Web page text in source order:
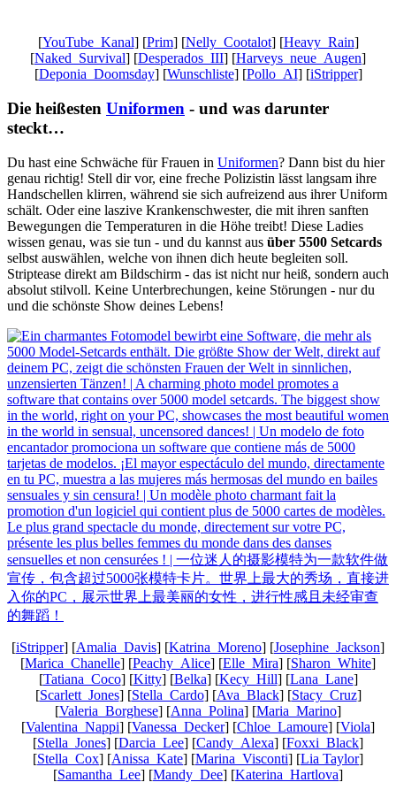
[YouTube_Kanal] [Prim] [Nelly_Cootalot] [Heavy_Rain]
[Naked_Survival] [Desperados_III] [Harveys_neue_Augen]
[Deponia_Doomsday] [Wunschliste] [Pollo_AI] [iStripper]
Die heißesten Uniformen - und was darunter
steckt…
Du hast eine Schwäche für Frauen in Uniformen? Dann bist du hier
genau richtig! Stell dir vor, eine freche Polizistin lässt langsam ihre
Handschellen klirren, während sie sich aufreizend aus ihrer Uniform
schält. Oder eine laszive Krankenschwester, die mit ihren sanften
Bewegungen die Temperaturen in die Höhe treibt! Diese Ladies
wissen genau, was sie tun - und du kannst aus über 5500 Setcards
selbst auswählen, welche von ihnen dich heute begleiten soll.
Striptease direkt am Bildschirm - das ist nicht nur heiß, sondern auch
absolut stilvoll. Keine Unterbrechungen, keine Störungen - nur du
und die schönste Show deines Lebens!
[iStripper] [Amalia_Davis] [Katrina_Moreno] [Josephine_Jackson]
[Marica_Chanelle] [Peachy_Alice] [Elle_Mira] [Sharon_White]
[Tatiana_Coco] [Kitty] [Belka] [Kecy_Hill] [Lana_Lane]
[Scarlett_Jones] [Stella_Cardo] [Ava_Black] [Stacy_Cruz]
[Valeria_Borghese] [Anna_Polina] [Maria_Marino]
[Valentina_Nappi] [Vanessa_Decker] [Chloe_Lamoure] [Viola]
[Stella_Jones] [Darcia_Lee] [Candy_Alexa] [Foxxi_Black]
[Stella_Cox] [Anissa_Kate] [Marina_Visconti] [Lia Taylor]
[Samantha_Lee] [Mandy_Dee] [Katerina_Hartlova]